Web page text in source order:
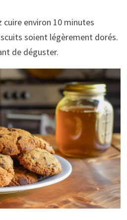
cuire environ 10 minutes
soient légèrement dorés.
de déguster.